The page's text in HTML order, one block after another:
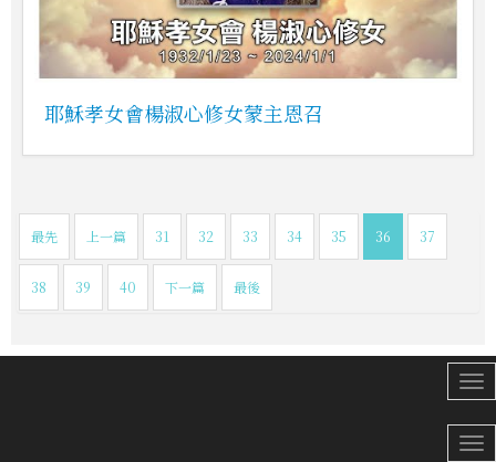
耶穌孝女會楊淑心修女蒙主恩召
最先 上一篇 31 32 33 34 35 36 37
38 39 40 下一篇 最後